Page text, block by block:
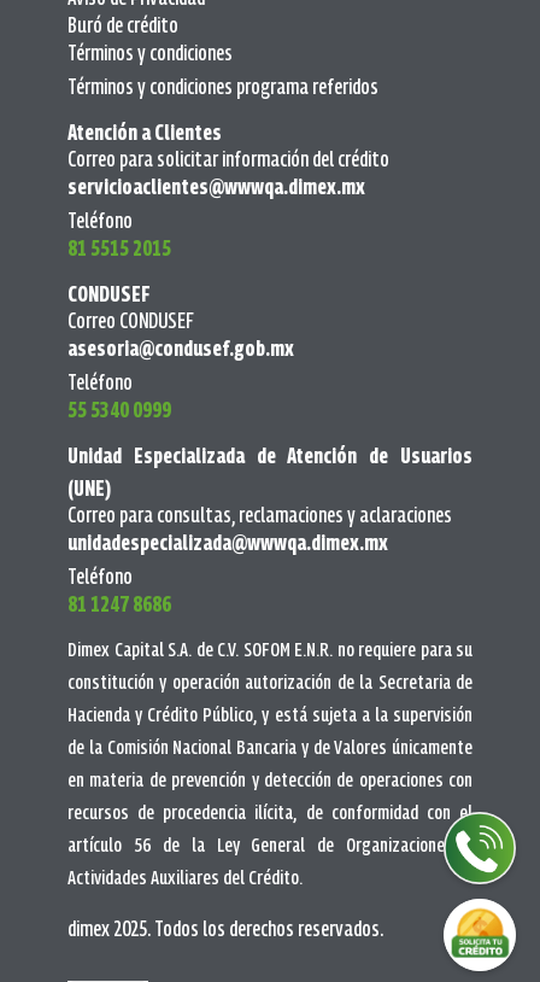
Buró de crédito
Términos y condiciones
Términos y condiciones programa referidos
Atención a Clientes
Correo para solicitar información del crédito
servicioaclientes@wwwqa.dimex.mx
Teléfono
81 5515 2015
CONDUSEF
Correo CONDUSEF
asesoria@condusef.gob.mx
Teléfono
55 5340 0999
Unidad Especializada de Atención de Usuarios
(UNE)
Correo para consultas, reclamaciones y aclaraciones
unidadespecializada@wwwqa.dimex.mx
Teléfono
81 1247 8686
Dimex Capital S.A. de C.V. SOFOM E.N.R. no requiere para su
constitución y operación autorización de la Secretaria de
Hacienda y Crédito Público, y está sujeta a la supervisión
de la Comisión Nacional Bancaria y de Valores únicamente
en materia de prevención y detección de operaciones con
recursos de procedencia ilícita, de conformidad con el
artículo 56 de la Ley General de Organizaciones y
Actividades Auxiliares del Crédito.
dimex 2025. Todos los derechos reservados.